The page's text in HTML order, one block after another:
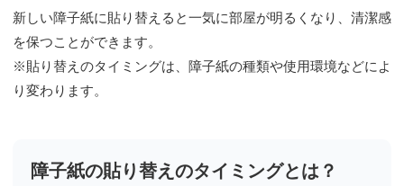
新しい障子紙に貼り替えると一気に部屋が明るくなり、清潔感
を保つことができます。
※貼り替えのタイミングは、障子紙の種類や使用環境などによ
り変わります。
障子紙の貼り替えのタイミングとは？